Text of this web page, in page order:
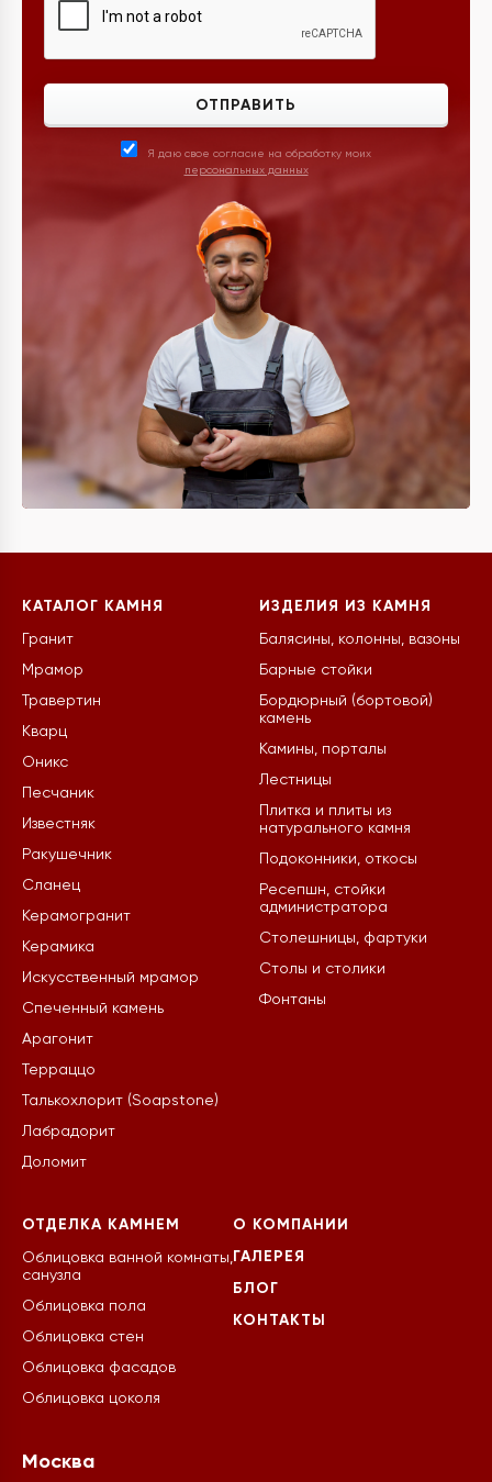
ОТПРАВИТЬ
Я даю свое согласие на обработку моих
персональных данных
КАТАЛОГ КАМНЯ
Гранит
Мрамор
Травертин
Кварц
Оникс
Песчаник
Известняк
Ракушечник
Сланец
Керамогранит
Керамика
Искусственный мрамор
Спеченный камень
Арагонит
Терраццо
Талькохлорит (Soapstone)
Лабрадорит
Доломит
ИЗДЕЛИЯ ИЗ КАМНЯ
Балясины, колонны, вазоны
Барные стойки
Бордюрный (бортовой)
камень
Камины, порталы
Лестницы
Плитка и плиты из
натурального камня
Подоконники, откосы
Ресепшн, стойки
администратора
Столешницы, фартуки
Столы и столики
Фонтаны
ОТДЕЛКА КАМНЕМ
Облицовка ванной комнаты,
санузла
Облицовка пола
Облицовка стен
Облицовка фасадов
Облицовка цоколя
О КОМПАНИИ
ГАЛЕРЕЯ
БЛОГ
КОНТАКТЫ
Москва